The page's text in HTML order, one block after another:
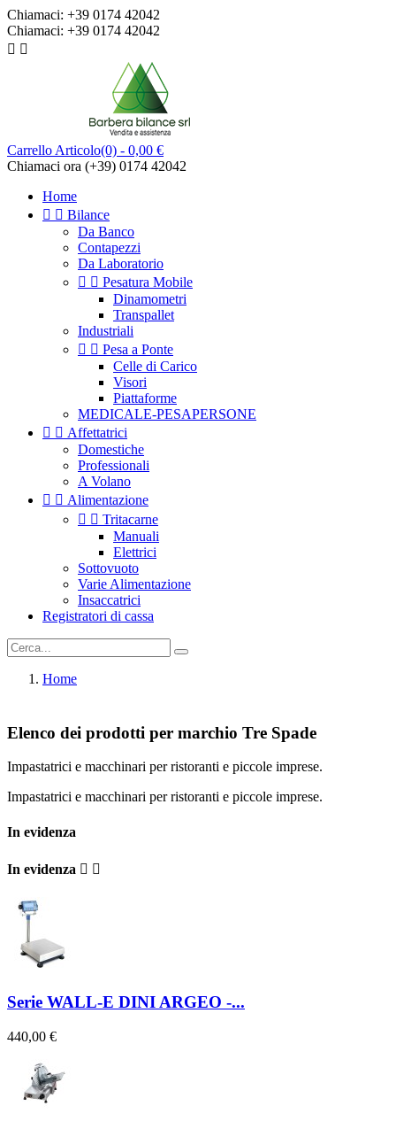
Chiamaci: +39 0174 42042
Chiamaci: +39 0174 42042
 
Carrello Articolo(0) - 0,00 €
Chiamaci ora (+39) 0174 42042
Home
  Bilance
Da Banco
Contapezzi
Da Laboratorio
  Pesatura Mobile
Dinamometri
Transpallet
Industriali
  Pesa a Ponte
Celle di Carico
Visori
Piattaforme
MEDICALE-PESAPERSONE
  Affettatrici
Domestiche
Professionali
A Volano
  Alimentazione
  Tritacarne
Manuali
Elettrici
Sottovuoto
Varie Alimentazione
Insaccatrici
Registratori di cassa
Home
Elenco dei prodotti per marchio Tre Spade
Impastatrici e macchinari per ristoranti e piccole imprese.
Impastatrici e macchinari per ristoranti e piccole imprese.
In evidenza
In evidenza  
Serie WALL-E DINI ARGEO -...
440,00 €